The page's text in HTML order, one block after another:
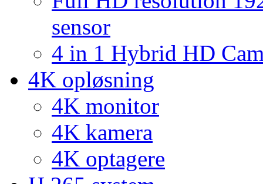
sensor
4 in 1 Hybrid HD
4K opløsning
4K monitor
4K kamera
4K optagere